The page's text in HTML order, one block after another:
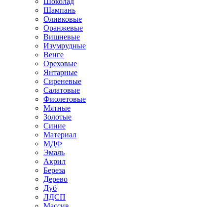
Шампань
Оливковые
Оранжевые
Вишневые
Изумрудные
Венге
Ореховые
Янтарные
Сиреневые
Салатовые
Фиолетовые
Мятные
Золотые
Синие
Материал
МДФ
Эмаль
Акрил
Береза
Дерево
Дуб
ЛДСП